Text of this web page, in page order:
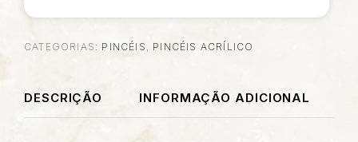
CATEGORIAS: PINCÉIS , PINCÉIS ACRÍLICO
DESCRIÇÃO INFORMAÇÃO ADICIONAL